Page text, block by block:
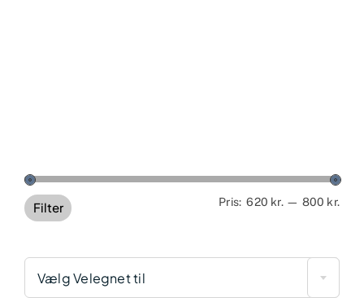
Filter Pris: 620 kr.— 800 kr.
Vælg Velegnet til